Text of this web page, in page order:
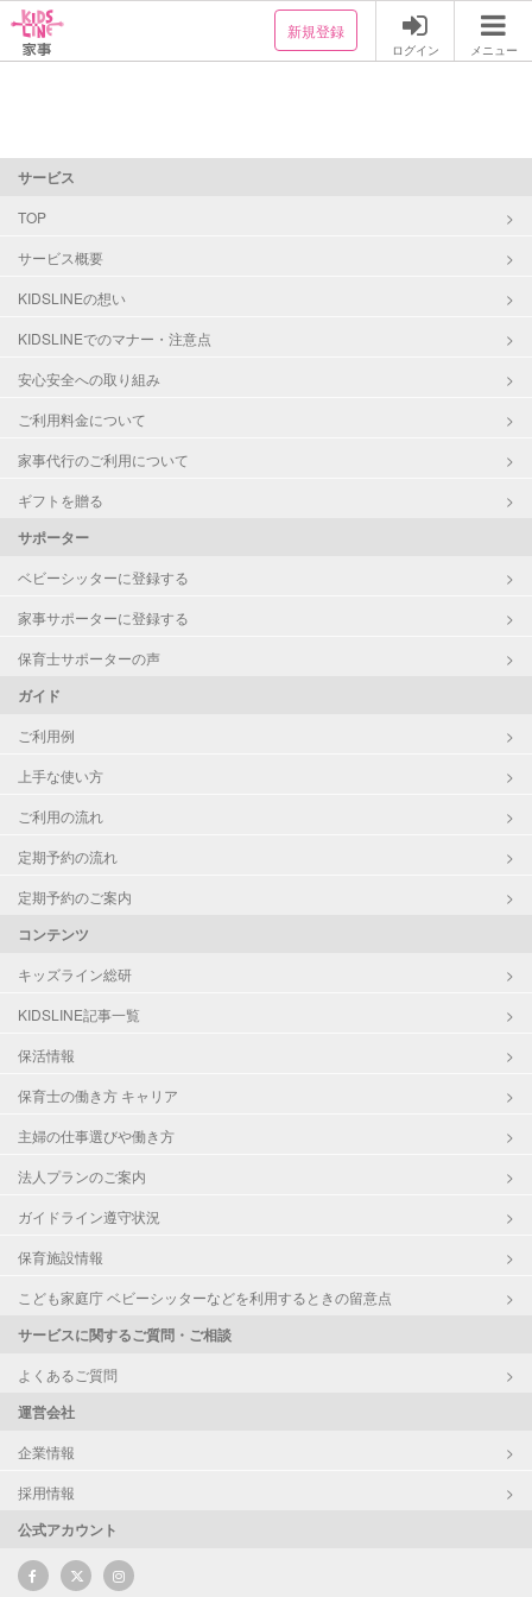
新規登録
ログイン メニュー
サービス
TOP
サービス概要
KIDSLINEの想い
KIDSLINEでのマナー・注意点
安心安全への取り組み
ご利用料金について
家事代行のご利用について
ギフトを贈る
サポーター
ベビーシッターに登録する
家事サポーターに登録する
保育士サポーターの声
ガイド
ご利用例
上手な使い方
ご利用の流れ
定期予約の流れ
定期予約のご案内
コンテンツ
キッズライン総研
KIDSLINE記事一覧
保活情報
保育士の働き方 キャリア
主婦の仕事選びや働き方
法人プランのご案内
ガイドライン遵守状況
保育施設情報
こども家庭庁 ベビーシッターなどを利用するときの留意点
サービスに関するご質問・ご相談
よくあるご質問
運営会社
企業情報
採用情報
公式アカウント